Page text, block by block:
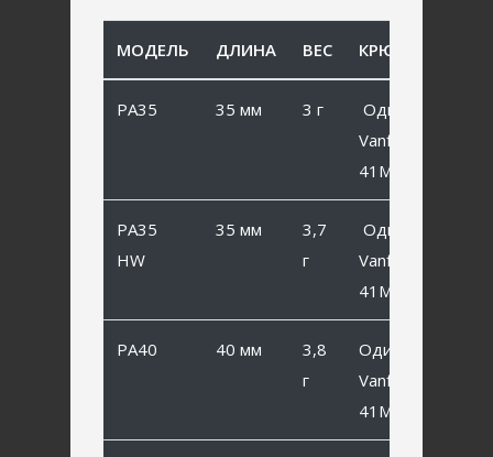
МОДЕЛЬ ДЛИНА ВЕС КРЮЧОК
PA35 35 мм 3 г
Одинарный
Vanfook SP-
41MB #6
PA35
HW
35 мм
3,7
г
Одинарный
Vanfook SP-
41MB #6
PA40 40 мм
3,8
г
Одинарный
Vanfook SP-
41MB #4